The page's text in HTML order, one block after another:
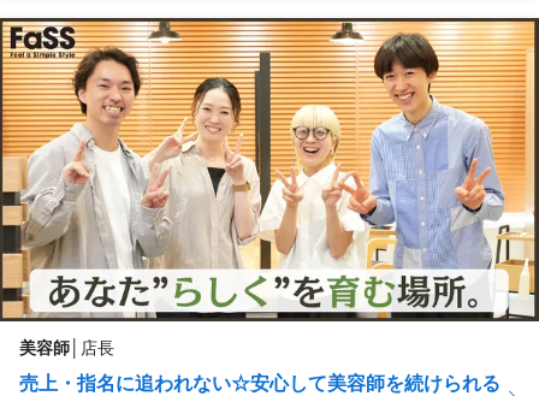
茨城県水戸市 (内原駅 徒歩 13分)
QBハウス イーアスつくば店
茨城県つくば市 (研究学園駅 徒歩 15分)
...他
美容師 店長
売上・指名に追われない☆安心して美容師を続けられる